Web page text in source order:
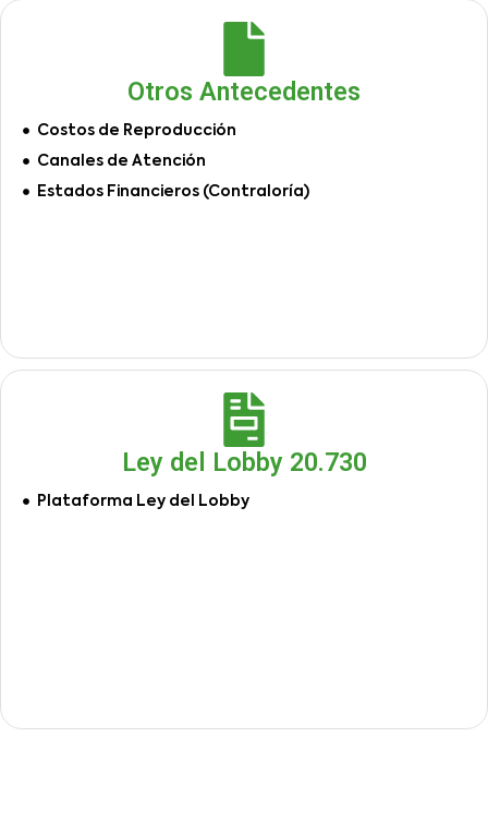
Otros Antecedentes
Costos de Reproducción
Canales de Atención
Estados Financieros (Contraloría)
Ley del Lobby 20.730
Plataforma Ley del Lobby